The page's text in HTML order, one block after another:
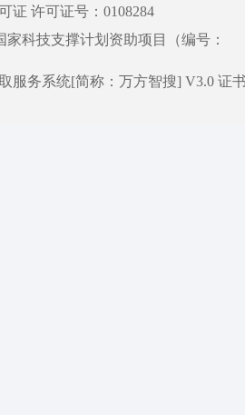
证 许可证号：0108284
科技支撑计划资助项目（编号：
服务系统[简称：万方智搜] V3.0 证